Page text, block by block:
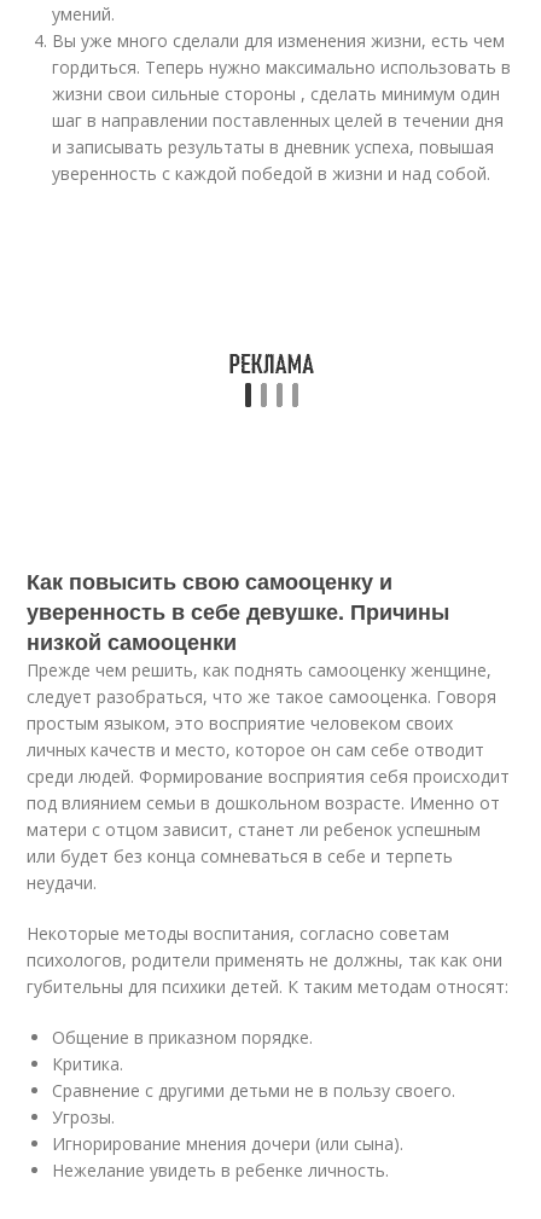
умений.
Вы уже много сделали для изменения жизни, есть чем
гордиться. Теперь нужно максимально использовать в
жизни свои сильные стороны , сделать минимум один
шаг в направлении поставленных целей в течении дня
и записывать результаты в дневник успеха, повышая
уверенность с каждой победой в жизни и над собой.
Как повысить свою самооценку и
уверенность в себе девушке. Причины
низкой самооценки
Прежде чем решить, как поднять самооценку женщине,
следует разобраться, что же такое самооценка. Говоря
простым языком, это восприятие человеком своих
личных качеств и место, которое он сам себе отводит
среди людей. Формирование восприятия себя происходит
под влиянием семьи в дошкольном возрасте. Именно от
матери с отцом зависит, станет ли ребенок успешным
или будет без конца сомневаться в себе и терпеть
неудачи.
Некоторые методы воспитания, согласно советам
психологов, родители применять не должны, так как они
губительны для психики детей. К таким методам относят:
Общение в приказном порядке.
Критика.
Сравнение с другими детьми не в пользу своего.
Угрозы.
Игнорирование мнения дочери (или сына).
Нежелание увидеть в ребенке личность.